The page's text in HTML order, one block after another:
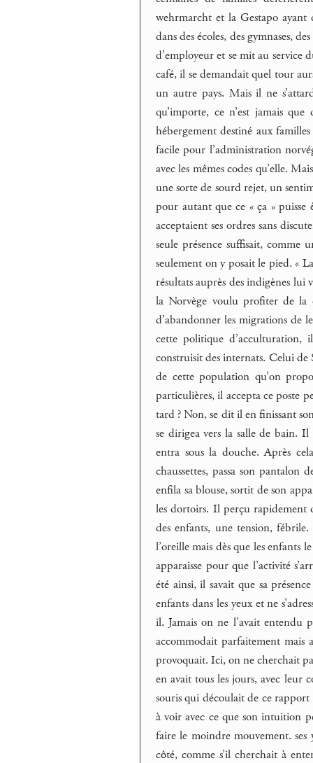
wehrmarcht et la Gestapo
dans des écoles, des gymnases,
d’employeur et se mit au service
café, il se demandait quel tour
un autre pays. Mais il ne
qu’importe, ce n’est jamais
hébergement destiné aux
facile pour l’administration
avec les mêmes codes qu’elle.
une sorte de sourd rejet, un
pour autant que ce « ça »
acceptaient ses ordres sans
seule présence suffisait, comme
seulement on y posait le pied. «
résultats auprès des indigènes lui
la Norvège voulu profiter de la
d’abandonner les migrations de
cette politique d’acculturation,
construisit des internats. Celui de
de cette population qu’on
particulières, il accepta ce poste
tard ? Non, se dit il en finissant
se dirigea vers la salle de bain.
entra sous la douche. Après
chaussettes, passa son
enfila sa blouse, sortit de son
les dortoirs. Il perçu rapidement
des enfants, une tension,
l’oreille mais dès que les
apparaisse pour que l’activité
été ainsi, il savait que sa
enfants dans les yeux et ne
il. Jamais on ne l’avait entendu
accommodait parfaitement mais
provoquait. Ici, on ne cherchait
en avait tous les jours, avec leur
souris qui découlait de ce rapport
à voir avec ce que son intuition
faire le moindre mouvement. ses
côté, comme s’il cherchait à